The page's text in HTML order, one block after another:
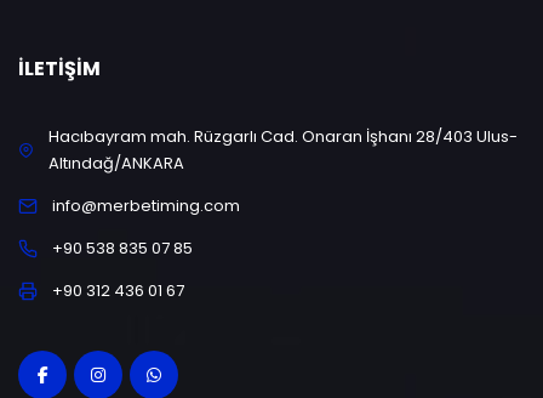
İLETIŞIM
Hacıbayram mah. Rüzgarlı Cad. Onaran İşhanı 28/403 Ulus-
Altındağ/ANKARA
info@merbetiming.com
+90 538 835 07 85
+90 312 436 01 67